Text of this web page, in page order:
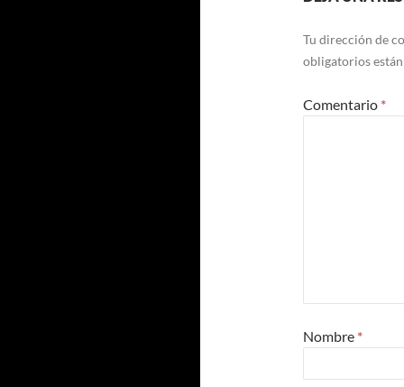
Tu dirección de
obligatorios
Comentario *
Nombre *